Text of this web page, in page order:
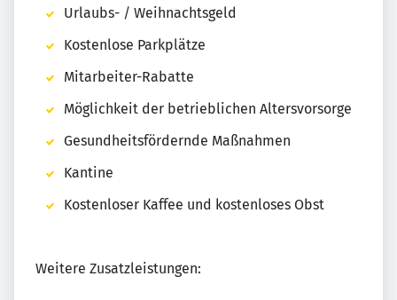
Urlaubs- / Weihnachtsgeld
Kostenlose Parkplätze
Mitarbeiter-Rabatte
Möglichkeit der betrieblichen Altersvorsorge
Gesundheitsfördernde Maßnahmen
Kantine
Kostenloser Kaffee und kostenloses Obst
Weitere Zusatzleistungen: